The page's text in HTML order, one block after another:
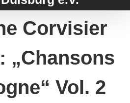
Corvisier
„Chansons
Vol. 2